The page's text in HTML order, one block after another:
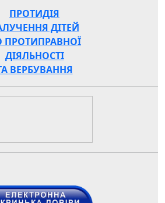
ПРОТИДІЯ
ДІТЕЙ
ПРОТИПРАВНОЇ
ДІЯЛЬНОСТІ
ВЕРБУВАННЯ